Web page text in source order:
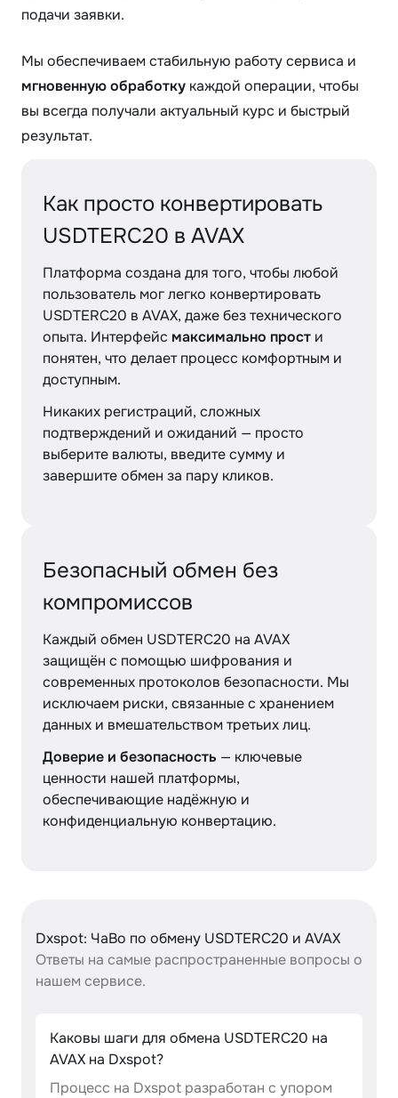
подачи заявки.
Мы обеспечиваем стабильную работу сервиса и
мгновенную обработку каждой операции, чтобы
вы всегда получали актуальный курс и быстрый
результат.
Как просто конвертировать
USDTERC20 в AVAX
Платформа создана для того, чтобы любой
пользователь мог легко конвертировать
USDTERC20 в AVAX, даже без технического
опыта. Интерфейс максимально прост и
понятен, что делает процесс комфортным и
доступным.
Никаких регистраций, сложных
подтверждений и ожиданий — просто
выберите валюты, введите сумму и
завершите обмен за пару кликов.
Безопасный обмен без
компромиссов
Каждый обмен USDTERC20 на AVAX
защищён с помощью шифрования и
современных протоколов безопасности. Мы
исключаем риски, связанные с хранением
данных и вмешательством третьих лиц.
Доверие и безопасность — ключевые
ценности нашей платформы,
обеспечивающие надёжную и
конфиденциальную конвертацию.
Dxspot: ЧаВо по обмену USDTERC20 и AVAX
Ответы на самые распространенные вопросы о
нашем сервисе.
Каковы шаги для обмена USDTERC20 на
AVAX на Dxspot?
Процесс на Dxspot разработан с упором